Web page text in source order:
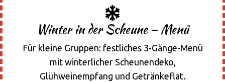
Winter in der Scheune – Menü
Für kleine Gruppen: festliches 3-Gänge-Menü
mit winterlicher Scheunendeko,
Glühweinempfang und Getränkeflat.